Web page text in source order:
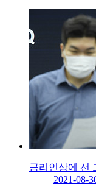
금리인상에 선
2021-08-